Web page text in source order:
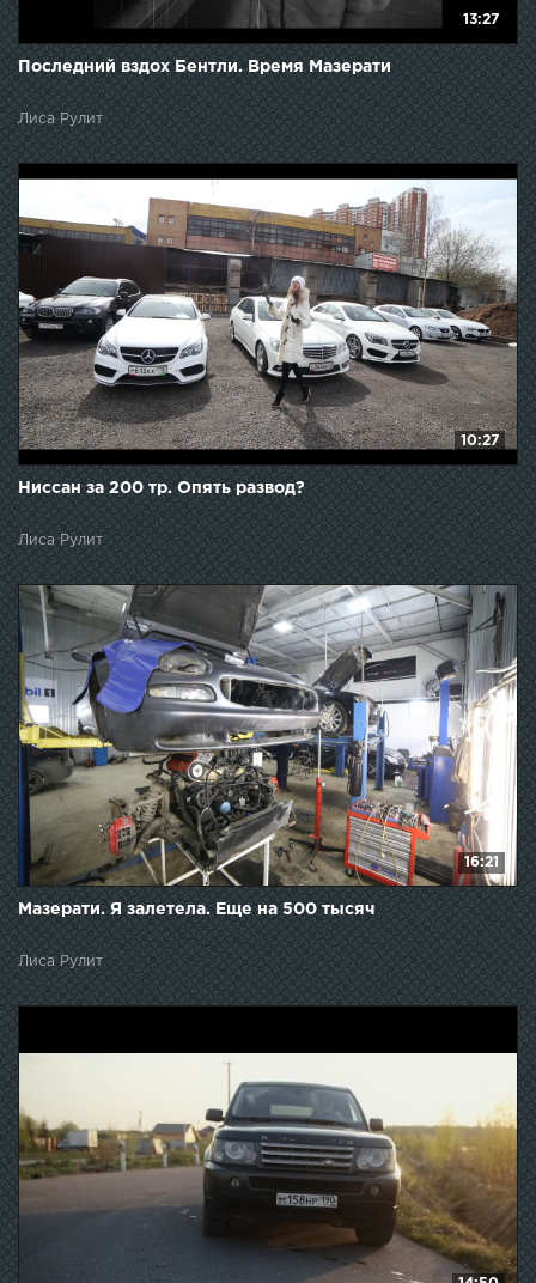
13:27
Последний вздох Бентли. Время Мазерати
Лиса Рулит
10:27
Ниссан за 200 тр. Опять развод?
Лиса Рулит
16:21
Мазерати. Я залетела. Еще на 500 тысяч
Лиса Рулит